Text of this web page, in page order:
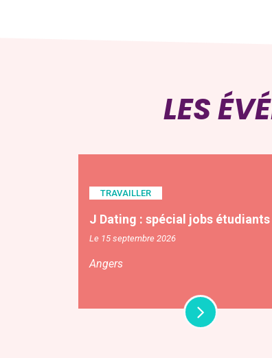
LES
TRAVAILLER
J Dating : spécial jobs étudiants
Le 15 septembre 2026
Angers